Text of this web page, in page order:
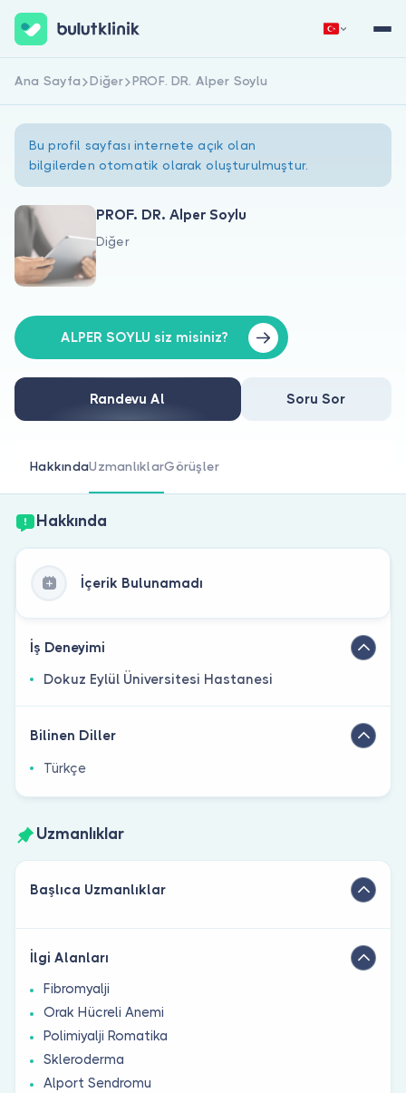
Hakkımızda
Doktorlar için
Doktor musunuz?
Hemen Kaydol
Ana Sayfa Diğer PROF. DR. Alper Soylu
Bu profil sayfası internete açık olan
bilgilerden otomatik olarak oluşturulmuştur.
PROF. DR. Alper Soylu
Diğer
ALPER SOYLU siz misiniz?
Randevu Al Soru Sor
HakkındaUzmanlıklarGörüşler
Hakkında
İçerik Bulunamadı
İş Deneyimi
Dokuz Eylül Üniversitesi Hastanesi
Bilinen Diller
Türkçe
Uzmanlıklar
Başlıca Uzmanlıklar
İlgi Alanları
Fibromyalji
Orak Hücreli Anemi
Polimiyalji Romatika
Skleroderma
Alport Sendromu